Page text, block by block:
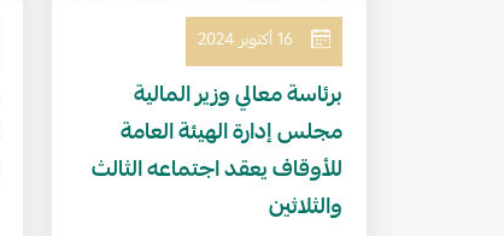
16 أكتوبر 2024
برئاسة معالي وزير المالية
مجلس إدارة الهيئة العامة
للأوقاف يعقد اجتماعه الثالث
والثلاثين